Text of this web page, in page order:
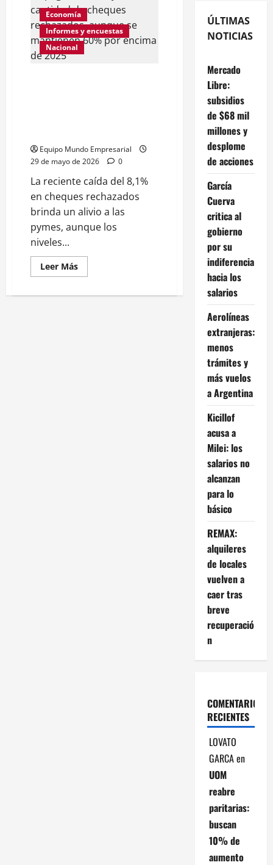
Economía
Informes y encuestas
Nacional
Equipo Mundo Empresarial
29 de mayo de 2026
0
La reciente caída del 8,1%
en cheques rechazados
brinda un alivio a las
pymes, aunque los
niveles...
Leer MásLeer
más
Alivio
ÚLTIMAS
NOTICIAS
Mercado
Libre:
subsidios
de $68 mil
millones y
desplome
de acciones
García
Cuerva
critica al
gobierno
por su
indiferencia
hacia los
salarios
Aerolíneas
extranjeras:
menos
trámites y
más vuelos
a Argentina
Kicillof
acusa a
Milei: los
salarios no
alcanzan
para lo
básico
REMAX:
alquileres
de locales
vuelven a
caer tras
breve
recuperació
n
COMENTARIOS
RECIENTES
LOVATO
GARCAen
UOM
reabre
paritarias:
buscan
10% de
aumento